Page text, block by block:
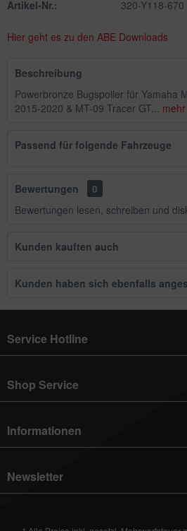
Artikel-Nr.: 320-Y118-670
Hier geht es zu den ABE Downloads
Beschreibung
Powerbronze Bugspoiler für Yamaha
2015-2020 & MT-09 Tracer GT... mehr
Passend für folgende Fahrzeuge
Bewertungen
0
Bewertungen lesen, schreiben und
Kunden kauften auch
Kunden haben sich ebenfalls
Service Hotline
Shop Service
Informationen
Newsletter